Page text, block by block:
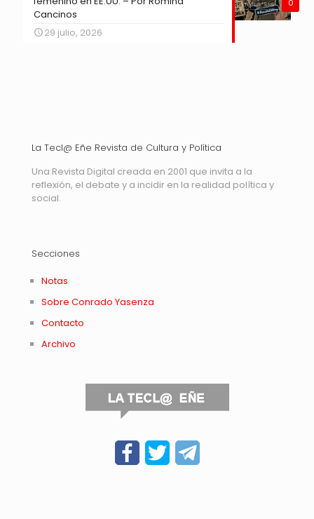
0
Cancinos
29 julio, 2026
La Tecl@ Eñe Revista de Cultura y Política
Una Revista Digital creada en 2001 que invita a la
reflexión, el debate y a incidir en la realidad política y
social.
Secciones
Notas
Sobre Conrado Yasenza
Contacto
Archivo